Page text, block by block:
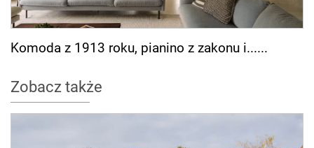
Komoda z 1913 roku, pianino z zakonu i......
Zobacz także